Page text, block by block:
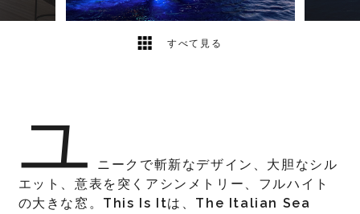
すべて見る
ユ
ニークで斬新なデザイン、大胆なシル
エット、意表を突くアシンメトリー、フルハイト
の大きな窓。 This Is Itは、 The Italian Sea